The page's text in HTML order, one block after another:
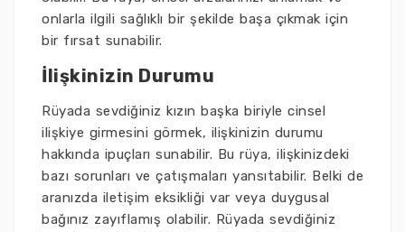
onlarla ilgili sağlıklı bir şekilde başa çıkmak için
bir fırsat sunabilir.
İlişkinizin Durumu
Rüyada sevdiğiniz kızın başka biriyle cinsel
ilişkiye girmesini görmek, ilişkinizin durumu
hakkında ipuçları sunabilir. Bu rüya, ilişkinizdeki
bazı sorunları ve çatışmaları yansıtabilir. Belki de
aranızda iletişim eksikliği var veya duygusal
bağınız zayıflamış olabilir. Rüyada sevdiğiniz